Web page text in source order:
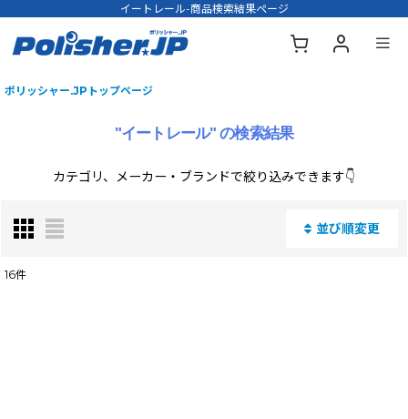
イートレール-商品検索結果ページ
ポリッシャー.JPトップページ
"イートレール" の検索結果
カテゴリ、メーカー・ブランドで絞り込みできます👇
並び順変更
16件